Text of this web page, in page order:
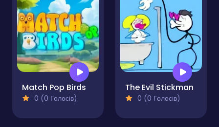
Match Pop Birds
0 (0 Голосів)
The Evil Stickman
0 (0 Голосів)